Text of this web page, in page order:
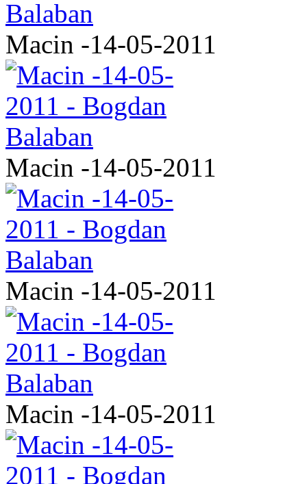
Macin -14-05-2011
Macin -14-05-2011
Macin -14-05-2011
Macin -14-05-2011